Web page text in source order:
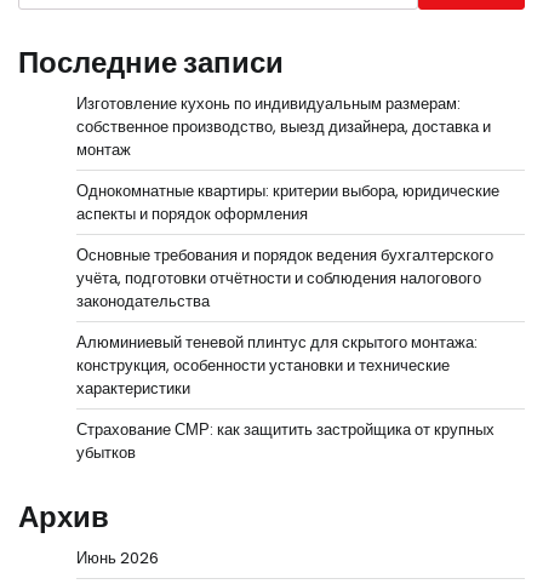
Последние записи
Изготовление кухонь по индивидуальным размерам:
собственное производство, выезд дизайнера, доставка и
монтаж
Однокомнатные квартиры: критерии выбора, юридические
аспекты и порядок оформления
Основные требования и порядок ведения бухгалтерского
учёта, подготовки отчётности и соблюдения налогового
законодательства
Алюминиевый теневой плинтус для скрытого монтажа:
конструкция, особенности установки и технические
характеристики
Страхование СМР: как защитить застройщика от крупных
убытков
Архив
Июнь 2026